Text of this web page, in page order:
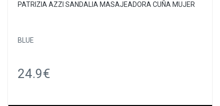
PATRIZIA AZZI SANDALIA MASAJEADORA CUÑA MUJER
BLUE
24.9€